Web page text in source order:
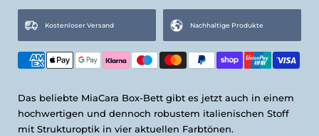
Kostenloser Versand Nachhaltige Produkte
Das beliebte MiaCara Box-Bett gibt es jetzt auch in einem
hochwertigen und dennoch robustem italienischen Stoff
mit Strukturoptik in vier aktuellen Farbtönen.